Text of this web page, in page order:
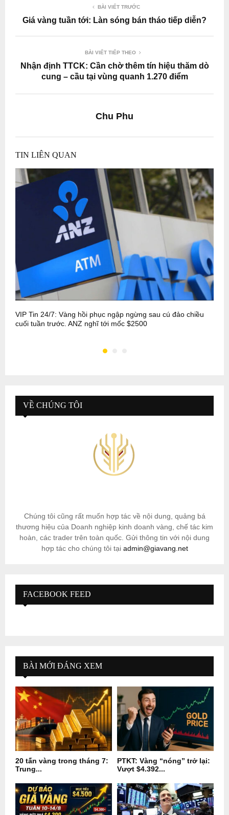
BÀI VIẾT TRƯỚC
Giá vàng tuần tới: Làn sóng bán tháo tiếp diễn?
BÀI VIẾT TIẾP THEO
Nhận định TTCK: Cần chờ thêm tín hiệu thăm dò
cung – cầu tại vùng quanh 1.270 điểm
Chu Phu
TIN LIÊN QUAN
VIP Tin 24/7: Vàng hồi phục ngập ngừng sau cú đảo chiều
cuối tuần trước. ANZ nghĩ tới mốc $2500
VỀ CHÚNG TÔI
Chúng tôi cũng rất muốn hợp tác về nội dung, quảng bá
thương hiệu của Doanh nghiệp kinh doanh vàng, chế tác kim
hoàn, các trader trên toàn quốc. Gửi thông tin với nội dung
hợp tác cho chúng tôi tại admin@giavang.net
FACEBOOK FEED
BÀI MỚI ĐÁNG XEM
20 tấn vàng trong tháng 7:
Trung...
PTKT: Vàng “nóng” trở lại:
Vượt $4.392...